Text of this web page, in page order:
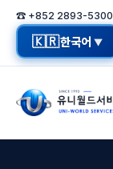
☎ +852 2893-5300
🇰🇷한국어 ▼